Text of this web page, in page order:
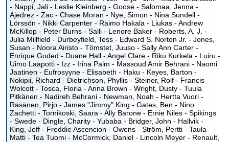
- Nappi, Jali - Leslie Kleinberg - Goose - Salomaa, Jenna -
Ajedrez - Zac - Chase Moran - Nye, Simon - Nina Sundell -
Lörssön - Nikki Carpenter - Raimo Hakala - Liukas - Andrew
McKillop - Peter Burns - Salli - Lenore Baker - Roberts, A. J. -
Julia Millfield - Durbeyfield, Tess - Edward S. Norton Jr. - Jones,
Susan - Noora Airisto - Tömstet, Juuso - Sally Ann Carter -
Enrique Goded - Duane Hall - Angel Clare - Riku Kurkela - Luiru -
Uimo Laapotti - Izz - Irina Palm - Massoud Amir Behrani - Naomi
Jaatinen - Eufrosyyne - Elisabeth - Haku - Keyes, Barton -
Nokipii, Richard - Dietrichson, Phyllis - Steiner, Rolf - Francis
Wolcott - Tosca, Floria - Anna Brown - Wright, Dusty - Tuula
Pitkänen - Nadireh Behrani - Newman, Noah - Hertta Vuori -
Räsänen, Pirjo - James "Jimmy" King - Gates, Ben - Nino
Zachetti - Tornikoski, Saara - Ally Barone - Ernie Niles - Spikings
- Swede - Dingle, Charity - Yubaba - Bridger, John - Hallvik -
King, Jeff - Freddie Ascencion - Owens - Ström, Pertti - Taula-
Matti - Tea Tuomi - McCormick, Daniel - Lincoln Meyer - Renault,